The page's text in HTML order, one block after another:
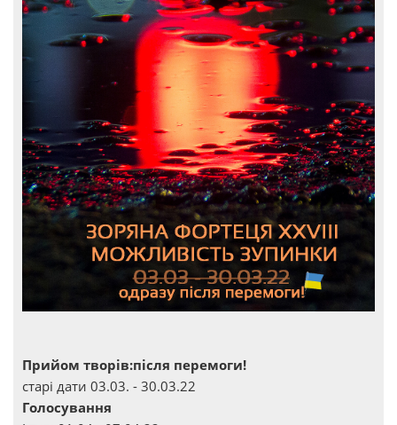
Прийом творів:після перемоги!
старі дати 03.03. - 30.03.22
Голосування